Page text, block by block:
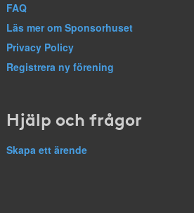
FAQ
Läs mer om Sponsorhuset
Privacy Policy
Registrera ny förening
Hjälp och frågor
Skapa ett ärende